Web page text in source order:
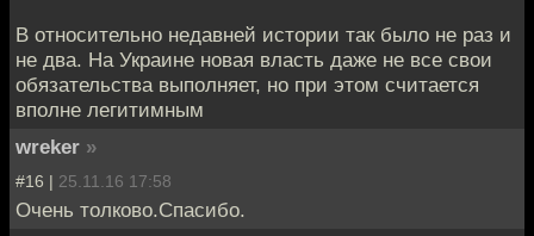
В относительно недавней истории так было не раз и
не два. На Украине новая власть даже не все свои
обязательства выполняет, но при этом считается
вполне легитимным
wreker »
#16 | 25.11.16 17:58
Очень толково.Спасибо.